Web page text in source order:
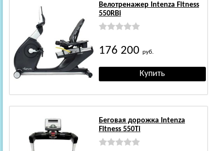
Велотренажер Intenza Fitness
550RBi
176 200 руб.
Беговая дорожка Intenza
Fitness 550Ti